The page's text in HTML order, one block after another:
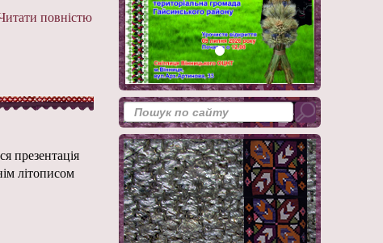
повністю
презентація
літописом